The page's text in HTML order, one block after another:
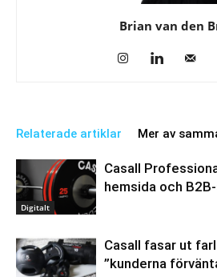
Brian van den
Relaterade artiklar Mer av
Digitalt
Casall
hemsida och
Casall fasar ut
”kunderna